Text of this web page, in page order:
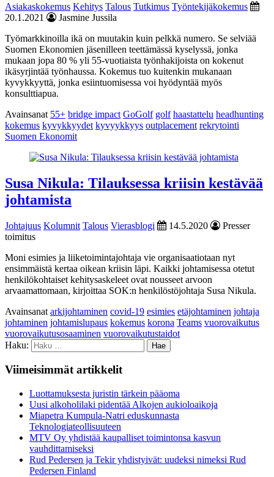
Asiakaskokemus Kehitys Talous Tutkimus Työntekijäkokemus
20.1.2021
Jasmine Jussila
Työmarkkinoilla ikä on muutakin kuin pelkkä numero. Se selviää
Suomen Ekonomien jäsenilleen teettämässä kyselyssä, jonka
mukaan jopa 80 % yli 55-vuotiaista työnhakijoista on kokenut
ikäsyrjintää työnhaussa. Kokemus tuo kuitenkin mukanaan
kyvykkyyttä, jonka esiintuomisessa voi hyödyntää myös
konsulttiapua.
Avainsanat 55+ bridge impact GoGolf golf haastattelu headhunting
kokemus kyvykkyydet kyvyykkyys outplacement rekrytointi
Suomen Ekonomit
Susa Nikula: Tilauksessa kriisin kestävää
johtamista
Johtajuus Kolumnit Talous Vierasblogi 14.5.2020
Presser
toimitus
Moni esimies ja liiketoimintajohtaja vie organisaatiotaan nyt
ensimmäistä kertaa oikean kriisin läpi. Kaikki johtamisessa otetut
henkilökohtaiset kehitysaskeleet ovat nousseet arvoon
arvaamattomaan, kirjoittaa SOK:n henkilöstöjohtaja Susa Nikula.
Avainsanat arkijohtaminen covid-19 esimies etäjohtaminen johtaja
johtaminen johtamislupaus kokemus korona Teams vuorovaikutus
vuorovaikutusosaaminen vuorovaikutustaidot
Haku:
Viimeisimmät artikkelit
Luottamuksesta juristin tärkein pääoma
Uusi alkoholilaki pidentää Alkojen aukioloaikoja
Miapetra Kumpula-Natri eduskunnasta
Teknologiateollisuuteen
MTV Oy yhdistää kaupalliset toimintonsa kasvun
vauhdittamiseksi
Rud Pedersen ja Tekir yhdistyivät: uudeksi nimeksi Rud
Pedersen Finland